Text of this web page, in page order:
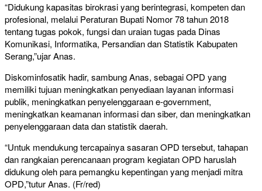
“Didukung kapasitas birokrasi yang berintegrasi, kompeten dan
profesional, melalui Peraturan Bupati Nomor 78 tahun 2018
tentang tugas pokok, fungsi dan uraian tugas pada Dinas
Komunikasi, Informatika, Persandian dan Statistik Kabupaten
Serang,”ujar Anas.
Diskominfosatik hadir, sambung Anas, sebagai OPD yang
memiliki tujuan meningkatkan penyediaan layanan informasi
publik, meningkatkan penyelenggaraan e-government,
meningkatkan keamanan informasi dan siber, dan meningkatkan
penyelenggaraan data dan statistik daerah.
“Untuk mendukung tercapainya sasaran OPD tersebut, tahapan
dan rangkaian perencanaan program kegiatan OPD haruslah
didukung oleh para pemangku kepentingan yang menjadi mitra
OPD,”tutur Anas. (Fr/red)